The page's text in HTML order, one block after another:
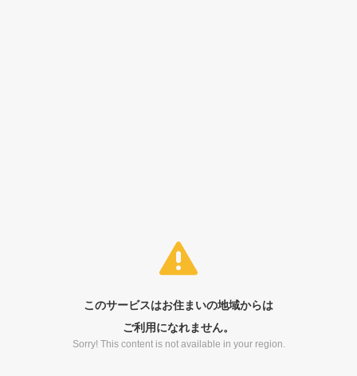
このサービスはお住まいの地域からは
ご利用になれません。
Sorry! This content is not available in your region.